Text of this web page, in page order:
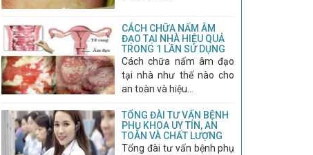
CÁCH CHỮA NẤM ÂM
ĐẠO TẠI NHÀ HIỆU QUẢ
TRONG 1 LẦN SỬ DỤNG
Cách chữa nấm âm đạo
tại nhà như thế nào cho
an toàn và hiệu...
TỔNG ĐÀI TƯ VẤN BỆNH
PHỤ KHOA UY TÍN, AN
TOÀN VÀ CHẤT LƯỢNG
Tổng đài tư vấn bệnh phụ